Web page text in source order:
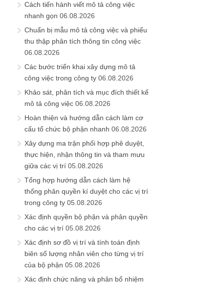
Cách tiến hành viết mô tả công việc
nhanh gọn 06.08.2026
Chuẩn bị mẫu mô tả công việc và phiếu
thu thập phân tích thông tin công việc
06.08.2026
Các bước triển khai xây dựng mô tả
công việc trong công ty 06.08.2026
Khảo sát, phân tích và mục đích thiết kế
mô tả công việc 06.08.2026
Hoàn thiện và hướng dẫn cách làm cơ
cấu tổ chức bộ phận nhanh 06.08.2026
Xây dựng ma trận phối hợp phê duyệt,
thực hiện, nhận thông tin và tham mưu
giữa các vị trí 05.08.2026
Tổng hợp hướng dẫn cách làm hệ
thống phân quyền kí duyệt cho các vị trí
trong công ty 05.08.2026
Xác định quyền bộ phận và phân quyền
cho các vị trí 05.08.2026
Xác định sơ đồ vị trí và tính toán định
biên số lượng nhân viên cho từng vị trí
của bộ phận 05.08.2026
Xác định chức năng và phân bổ nhiệm